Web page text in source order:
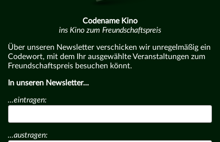
Codename Kino
ins Kino zum Freundschaftspreis
Über unseren Newsletter verschicken wir unregelmäßig ein
Codewort, mit dem Ihr ausgewählte Veranstaltungen zum
Freundschaftspreis besuchen könnt.
In unseren Newsletter...
...eintragen:
...austragen: